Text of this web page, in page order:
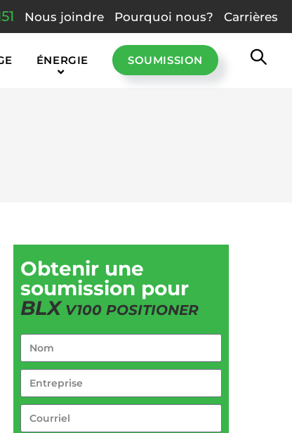
Nous joindre Pourquoi nous? Carrières
ÉNERGIE SOUMISSION
Obtenir une
soumission pour
BLX V100 POSITIONER